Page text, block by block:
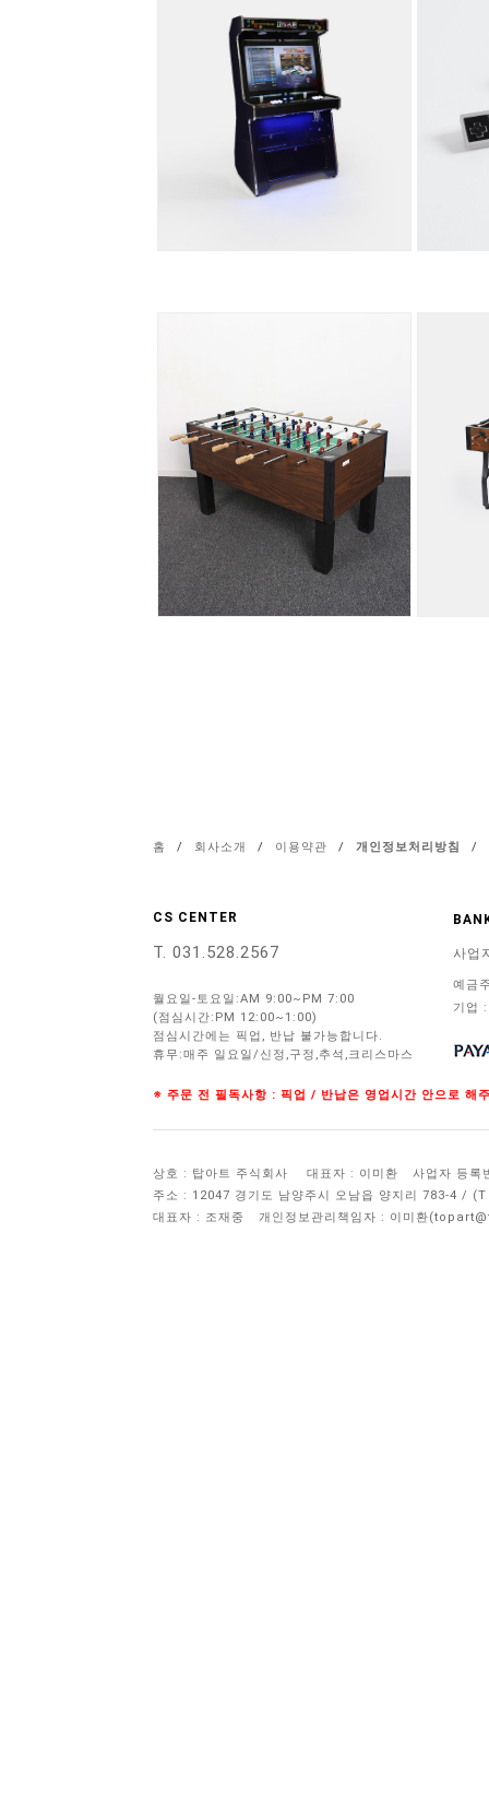
홈 / 회사소개 / 이용약관 / 개인정보처리방침 /
CS CENTER
T. 031.528.2567
월요일-토요일:AM 9:00~PM 7:00
(점심시간:PM 12:00~1:00)
점심시간에는 픽업, 반납 불가능합니다.
휴무:매주 일요일/신정,구정,추석,크리스마스
사업
예금
기업
※ 주문 전 필독사항 : 픽업 / 반납은 영업시간 안으로 해
상호 : 탑아트 주식회사 대표자 : 이미환
사업자 등록
주소 : 12047 경기도 남양주시 오남읍 양지리 783-4 /
대표자 : 조재중
개인정보관리책임자 : 이미환